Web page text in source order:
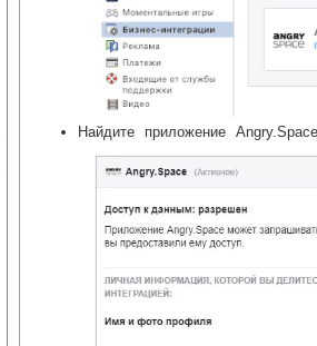
Найдите приложение